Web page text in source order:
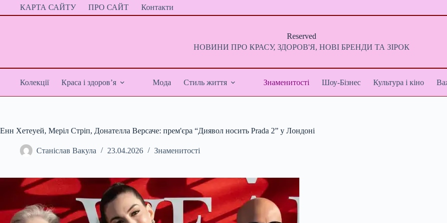
ПерейтиКАРТА САЙТУ ПРО САЙТ Контакти
Reserved
НОВИНИ ПРО КРАСУ, ЗДОРОВ'Я, НОВІ БРЕНДИ ТА ЗІРОК
Колекції Краса і здоров’я Мода Стиль життя Знаменитості Шоу-Бізнес Культура і кіно
Енн Хетеуей, Меріл Стріп, Донателла Версаче: прем'єра “Диявол носить Prada 2” у Лондоні
Станіслав Вакула 23.04.2026 Знаменитості